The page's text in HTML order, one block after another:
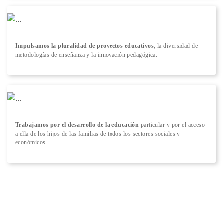
Impulsamos la pluralidad de proyectos educativos , la diversidad de
metodologías de enseñanza y la innovación pedagógica.
Trabajamos por el desarrollo de la educación particular y por el acceso
a ella de los hijos de las familias de todos los sectores sociales y
económicos.